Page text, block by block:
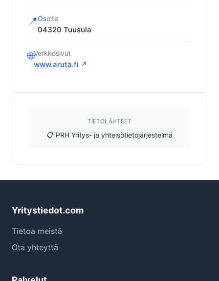
📍Osoite
04320 Tuusula
🌐Verkkosivut
www.aruta.fi ↗
TIETOLÄHTEET
📋 PRH Yritys- ja yhteisötietojärjestelmä
Yritystiedot.com
Tietoa meistä
Ota yhteyttä